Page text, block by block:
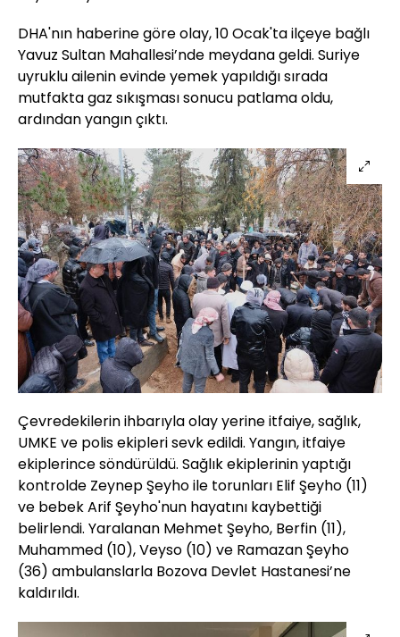
DHA'nın haberine göre olay, 10 Ocak'ta ilçeye bağlı
Yavuz Sultan Mahallesi’nde meydana geldi. Suriye
uyruklu ailenin evinde yemek yapıldığı sırada
mutfakta gaz sıkışması sonucu patlama oldu,
ardından yangın çıktı.
Çevredekilerin ihbarıyla olay yerine itfaiye, sağlık,
UMKE ve polis ekipleri sevk edildi. Yangın, itfaiye
ekiplerince söndürüldü. Sağlık ekiplerinin yaptığı
kontrolde Zeynep Şeyho ile torunları Elif Şeyho (11)
ve bebek Arif Şeyho'nun hayatını kaybettiği
belirlendi. Yaralanan Mehmet Şeyho, Berfin (11),
Muhammed (10), Veyso (10) ve Ramazan Şeyho
(36) ambulanslarla Bozova Devlet Hastanesi’ne
kaldırıldı.